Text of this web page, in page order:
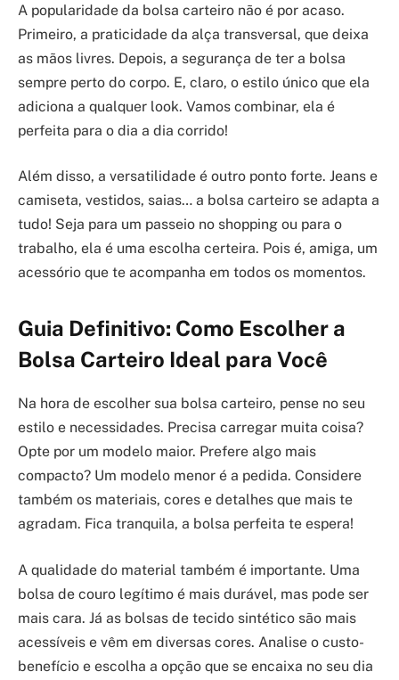
A popularidade da bolsa carteiro não é por acaso.
Primeiro, a praticidade da alça transversal, que deixa
as mãos livres. Depois, a segurança de ter a bolsa
sempre perto do corpo. E, claro, o estilo único que ela
adiciona a qualquer look. Vamos combinar, ela é
perfeita para o dia a dia corrido!
Além disso, a versatilidade é outro ponto forte. Jeans e
camiseta, vestidos, saias… a bolsa carteiro se adapta a
tudo! Seja para um passeio no shopping ou para o
trabalho, ela é uma escolha certeira. Pois é, amiga, um
acessório que te acompanha em todos os momentos.
Guia Definitivo: Como Escolher a
Bolsa Carteiro Ideal para Você
Na hora de escolher sua bolsa carteiro, pense no seu
estilo e necessidades. Precisa carregar muita coisa?
Opte por um modelo maior. Prefere algo mais
compacto? Um modelo menor é a pedida. Considere
também os materiais, cores e detalhes que mais te
agradam. Fica tranquila, a bolsa perfeita te espera!
A qualidade do material também é importante. Uma
bolsa de couro legítimo é mais durável, mas pode ser
mais cara. Já as bolsas de tecido sintético são mais
acessíveis e vêm em diversas cores. Analise o custo-
benefício e escolha a opção que se encaixa no seu dia